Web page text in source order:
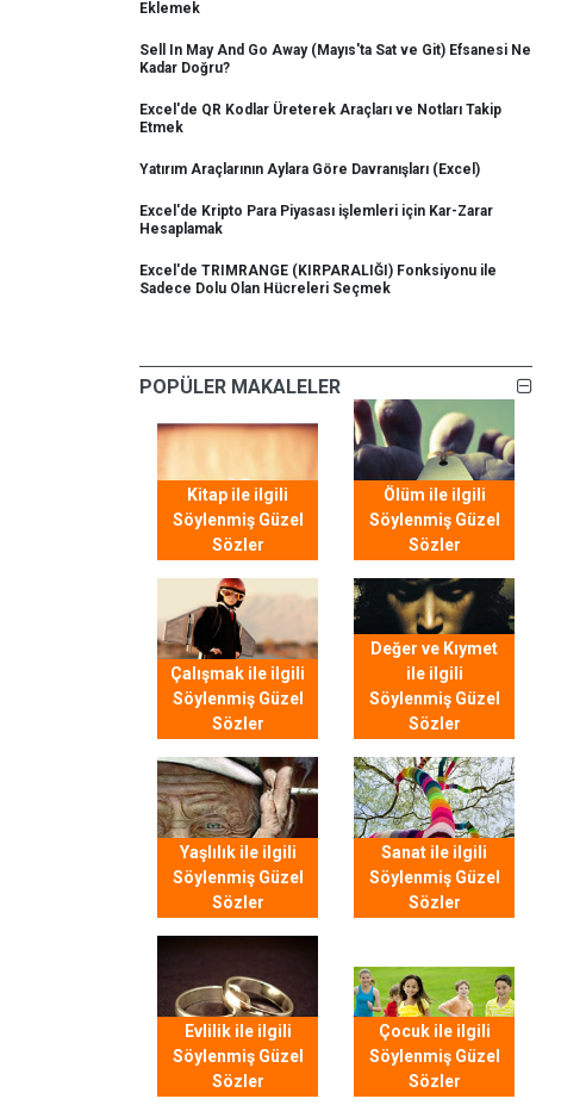
Eklemek
Sell In May And Go Away (Mayıs'ta Sat ve Git) Efsanesi Ne
Kadar Doğru?
Excel'de QR Kodlar Üreterek Araçları ve Notları Takip
Etmek
Yatırım Araçlarının Aylara Göre Davranışları (Excel)
Excel'de Kripto Para Piyasası işlemleri için Kar-Zarar
Hesaplamak
Excel'de TRIMRANGE (KIRPARALIĞI) Fonksiyonu ile
Sadece Dolu Olan Hücreleri Seçmek
POPÜLER MAKALELER
Kitap ile ilgili
Söylenmiş Güzel
Sözler
Ölüm ile ilgili
Söylenmiş Güzel
Sözler
Çalışmak ile ilgili
Söylenmiş Güzel
Sözler
Değer ve Kıymet
ile ilgili
Söylenmiş Güzel
Sözler
Yaşlılık ile ilgili
Söylenmiş Güzel
Sözler
Sanat ile ilgili
Söylenmiş Güzel
Sözler
Evlilik ile ilgili
Söylenmiş Güzel
Sözler
Çocuk ile ilgili
Söylenmiş Güzel
Sözler